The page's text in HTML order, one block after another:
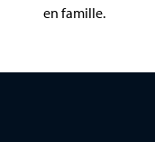
en famille.